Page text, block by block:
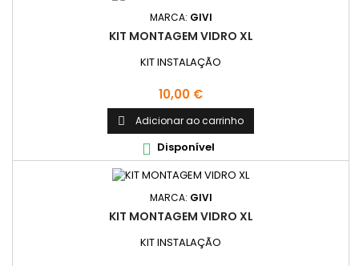
MARCA: GIVI
KIT MONTAGEM VIDRO XL
KIT INSTALAÇÃO
Preço
10,00 €
 Adicionar ao carrinho
 Disponível
MARCA: GIVI
KIT MONTAGEM VIDRO XL
KIT INSTALAÇÃO